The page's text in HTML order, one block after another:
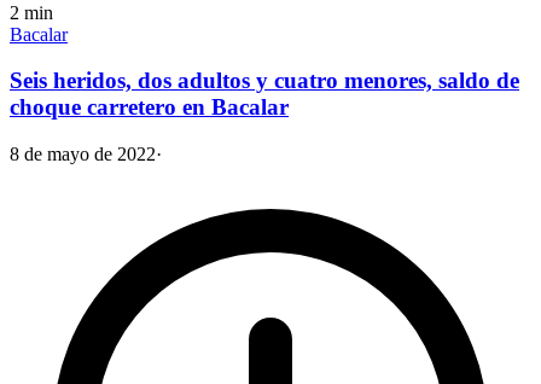
2 min
Bacalar
Seis heridos, dos adultos y cuatro menores, saldo de
choque carretero en Bacalar
8 de mayo de 2022·